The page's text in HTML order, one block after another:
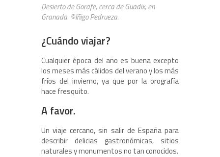
Desierto de Gorafe, cerca de Guadix, en
Granada. ©Iñigo Pedrueza.
¿Cuándo viajar?
Cualquier época del año es buena excepto
los meses más cálidos del verano y los más
fríos del invierno, ya que por la orografía
hace fresquito.
A favor.
Un viaje cercano, sin salir de España para
describir delicias gastronómicas, sitios
naturales y monumentos no tan conocidos.